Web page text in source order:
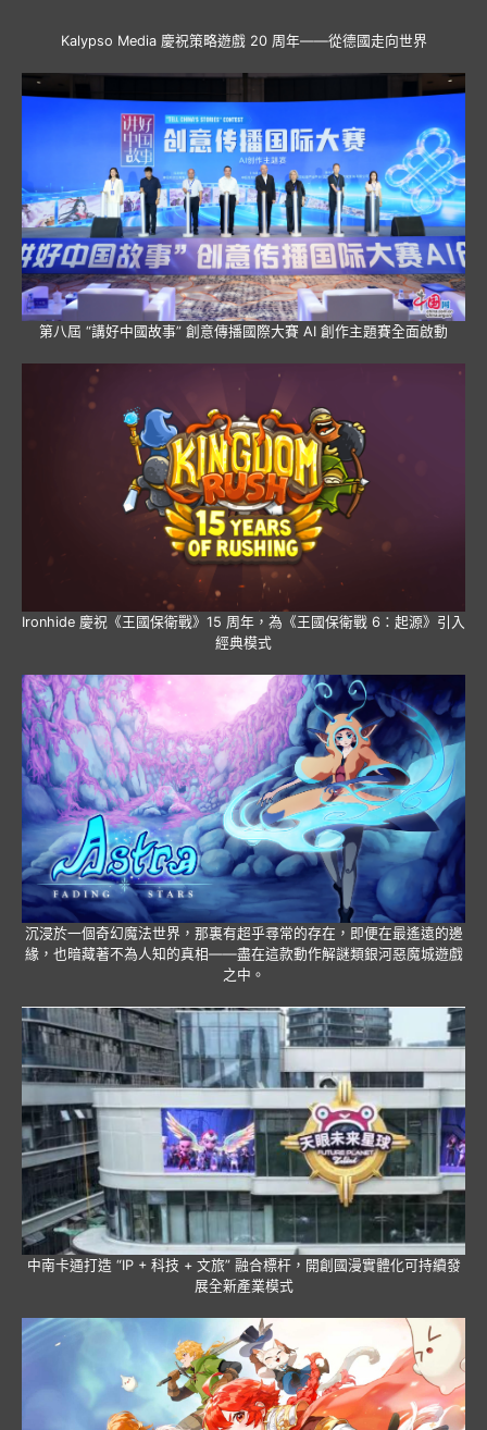
Kalypso Media 慶祝策略遊戲 20 周年——從德國走向世界
第八屆 “講好中國故事” 創意傳播國際大賽 AI 創作主題賽全面啟動
Ironhide 慶祝《王國保衛戰》15 周年，為《王國保衛戰 6：起源》引入
經典模式
沉浸於一個奇幻魔法世界，那裏有超乎尋常的存在，即便在最遙遠的邊
緣，也暗藏著不為人知的真相——盡在這款動作解謎類銀河惡魔城遊戲
之中。
中南卡通打造 “IP + 科技 + 文旅” 融合標杆，開創國漫實體化可持續發
展全新產業模式